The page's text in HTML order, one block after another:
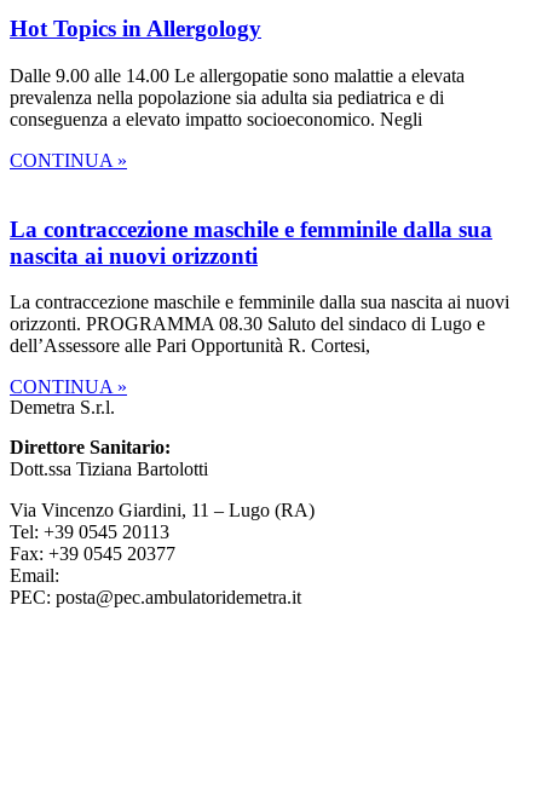
Hot Topics in Allergology
Dalle 9.00 alle 14.00 Le allergopatie sono malattie a elevata
prevalenza nella popolazione sia adulta sia pediatrica e di
conseguenza a elevato impatto socioeconomico. Negli
CONTINUA »
La contraccezione maschile e femminile dalla sua
nascita ai nuovi orizzonti
La contraccezione maschile e femminile dalla sua nascita ai nuovi
orizzonti. PROGRAMMA 08.30 Saluto del sindaco di Lugo e
dell’Assessore alle Pari Opportunità R. Cortesi,
CONTINUA »
Demetra S.r.l.
Direttore Sanitario:
Dott.ssa Tiziana Bartolotti
Via Vincenzo Giardini, 11 – Lugo (RA)
Tel: +39 0545 20113
Fax: +39 0545 20377
Email:
PEC: posta@pec.ambulatoridemetra.it